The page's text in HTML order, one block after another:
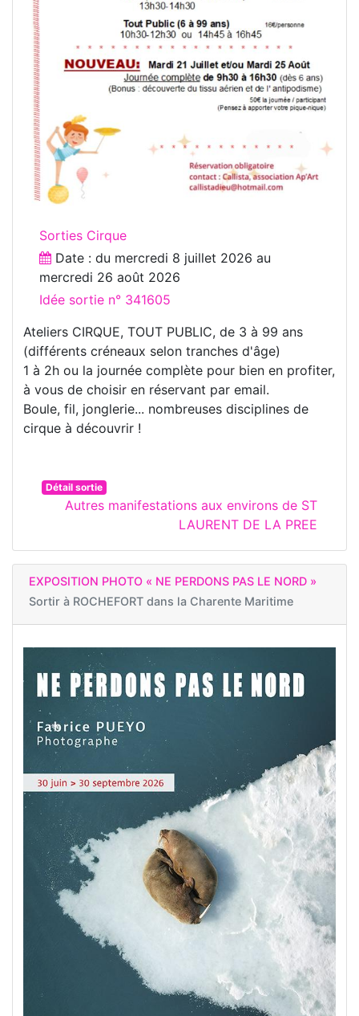
Sorties Cirque
Date : du mercredi 8 juillet 2026 au
mercredi 26 août 2026
Idée sortie n° 341605
Ateliers CIRQUE, TOUT PUBLIC, de 3 à 99 ans
(différents créneaux selon tranches d'âge)
1 à 2h ou la journée complète pour bien en profiter,
à vous de choisir en réservant par email.
Boule, fil, jonglerie... nombreuses disciplines de
cirque à découvrir !
Détail sortie
Autres manifestations aux environs de ST
LAURENT DE LA PREE
EXPOSITION PHOTO « NE PERDONS PAS LE NORD »
Sortir à ROCHEFORT dans la Charente Maritime